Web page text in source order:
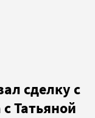
сделку с
Татьяной